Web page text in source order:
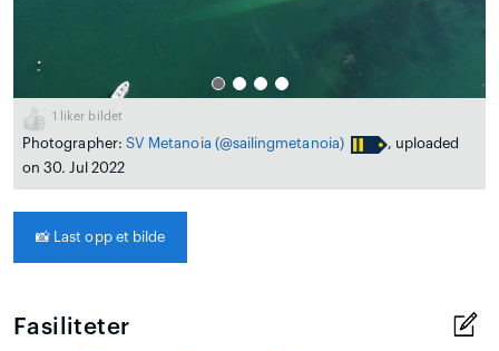
1 liker bildet
Photographer: SV Metanoia (@sailingmetanoia)
, uploaded
on 30. Jul 2022
📸 Last opp et bilde
Fasiliteter